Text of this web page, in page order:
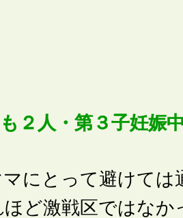
２人・第３子妊娠
にとって避けては
ど激戦区ではなか